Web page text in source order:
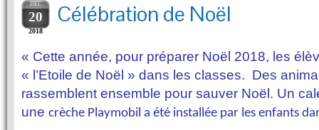
DEC
20
2018
Célébration de Noël
« Cette année, pour préparer Noël 2018, les
« l’Etoile de Noël » dans les classes. Des
rassemblent ensemble pour sauver Noël. Un
une crèche Playmobil a été installée par les enfants